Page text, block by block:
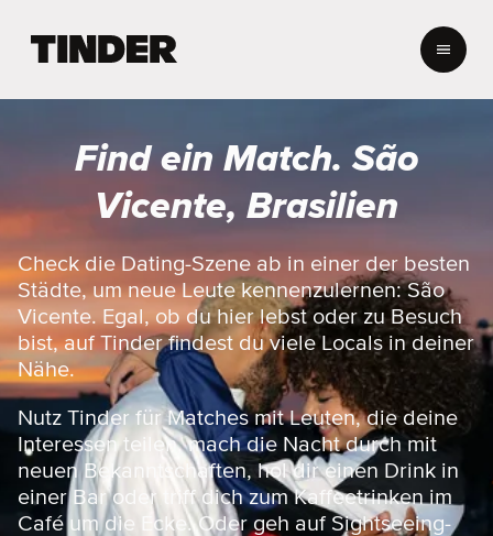
e
r
S
a
r
t
s
e
i
t
e
Find ein Match. São
Vicente, Brasilien
Check die Dating-Szene ab in einer der besten
Städte, um neue Leute kennenzulernen: São
Vicente. Egal, ob du hier lebst oder zu Besuch
bist, auf Tinder findest du viele Locals in deiner
Nähe.
Nutz Tinder für Matches mit Leuten, die deine
Interessen teilen, mach die Nacht durch mit
neuen Bekanntschaften, hol dir einen Drink in
einer Bar oder triff dich zum Kaffeetrinken im
Café um die Ecke. Oder geh auf Sightseeing-